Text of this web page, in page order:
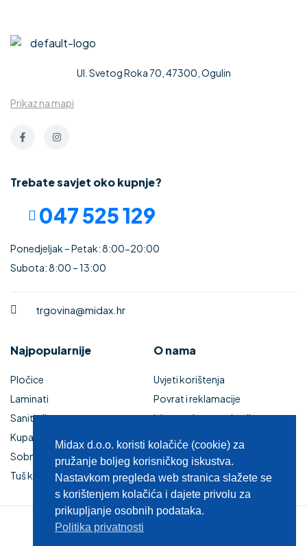
Ul. Svetog Roka 70, 47300, Ogulin
Prikaz na mapi
Trebate savjet oko kupnje?
047 525 129
Ponedjeljak – Petak: 8:00-20:00
Subota: 8:00 – 13:00
trgovina@midax.hr
Najpopularnije
Pločice
Laminati
Sanitarije
Kupaonski namještaj
Sobna vrata
Tuš kabine i kade
O nama
Uvjeti korištenja
Povrat i reklamacije
Izjava o sigurnosti online
plaćanja
Kupaonski namještaj
Zaštita privatnosti
© 2025 MIDAX d.o.o.
Midax d.o.o. koristi kolačiće (cookie) za
pružanje boljeg korisničkog iskustva.
Nastavkom pregleda web stranica slažete se
s korištenjem kolačića i dajete privolu za
prikupljanje osobnih podataka.
Politika privatnosti